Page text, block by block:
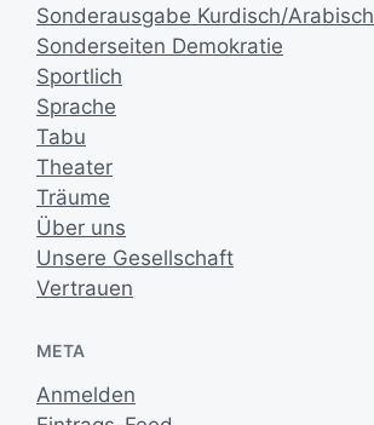
Sonderausgabe Kurdisch/Arabisch
Sonderseiten Demokratie
Sportlich
Sprache
Tabu
Theater
Träume
Über uns
Unsere Gesellschaft
Vertrauen
META
Anmelden